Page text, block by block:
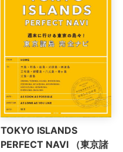
TOKYO ISLANDS
PERFECT NAVI （東京諸